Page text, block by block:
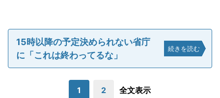
15時以降の予定決められない省庁
に「これは終わってるな」
続きを読む
1 2 全文表示